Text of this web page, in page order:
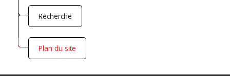
Recherche
Plan du site